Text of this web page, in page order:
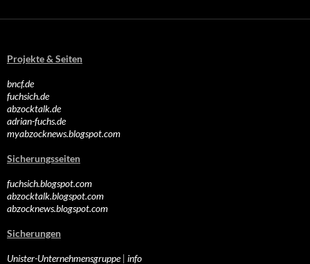
Projekte & Seiten
bncf.de
fuchsich.de
abzocktalk.de
adrian-fuchs.de
myabzocknews.blogspot.com
Sicherungsseiten
fuchsich.blogspot.com
abzocktalk.blogspot.com
abzocknews.blogspot.com
Sicherungen
Unister-Unternehmensgruppe| info